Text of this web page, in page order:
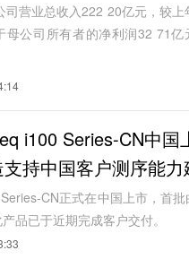
司营业总收入222 20亿元，较
母公司所有者的净利润32 71
i100 Series-CN中国
持中国客户测序能力
CN正式在中国上市，首
品已于近期完成客户交付。